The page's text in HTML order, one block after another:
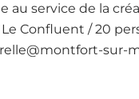
au service de la
Confluent / 20
sur-